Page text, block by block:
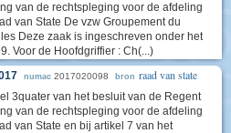
van de rechtspleging voor de afdeling
van State De vzw Groupement du
Deze zaak is ingeschreven onder het
Voor de Hoofdgriffier : Ch(...)
numac 2017020098 bron raad van state
3quater van het besluit van de Regent
van de rechtspleging voor de afdeling
van State en bij artikel 7 van het